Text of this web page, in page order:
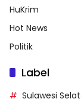
HuKrim
Hot News
Politik
Label
Sulawesi